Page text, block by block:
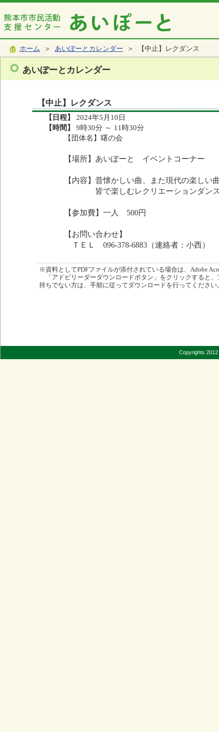
ホーム ＞ あいぽーとカレンダー ＞ 【中止】レクダンス
あいぽーとカレンダー
【中止】レクダンス
【日程】
2024年5月10日
【時間】
9時30分 ～ 11時30分
【団体名】曙の会
【場所】あいぽーと イベントコーナー
【内容】昔懐かしい曲、また現代の楽し
皆で楽しむレクリエーションダンス
【参加費】一人 500円
【お問い合わせ】
ＴＥＬ 096-378-6883（連絡者：小西）
※資料としてPDFファイルが添付されている場合は、Adobe
「アドビリーダーダウンロードボタン」をクリックすると
持ちでない方は、手順に従ってダウンロードを行ってください
Copyrights